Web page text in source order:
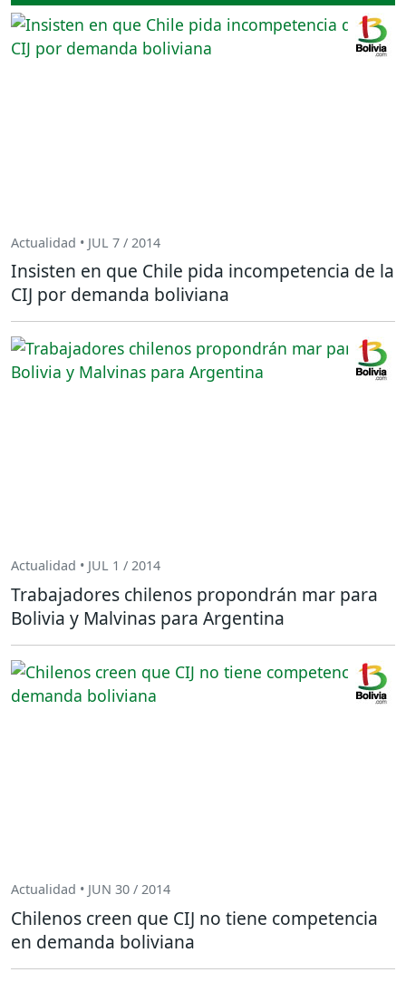
Actualidad • JUL 7 / 2014
Insisten en que Chile pida incompetencia de la
CIJ por demanda boliviana
Actualidad • JUL 1 / 2014
Trabajadores chilenos propondrán mar para
Bolivia y Malvinas para Argentina
Actualidad • JUN 30 / 2014
Chilenos creen que CIJ no tiene competencia
en demanda boliviana